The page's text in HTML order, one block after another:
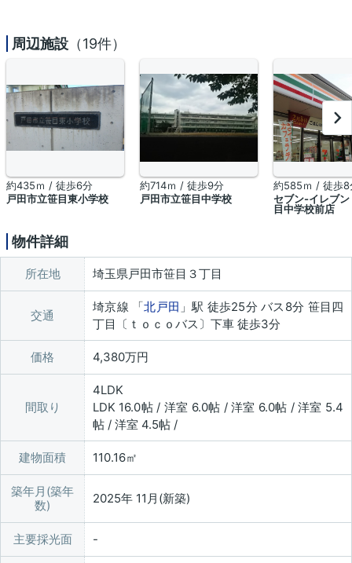
周辺施設 （19件）
約435ｍ / 徒歩6分
戸田市立笹目東小学校
約714ｍ / 徒歩9分
戸田市立笹目中学校
約585ｍ / 徒歩8
セブン-イレブン
目中学校前店
物件詳細
所在地 埼玉県戸田市笹目３丁目
交通
埼京線 「北戸田 」駅 徒歩25分 バス8分 笹目四
丁目〔ｔｏｃｏバス〕下車 徒歩3分
価格 4,380万円
間取り
4LDK
LDK 16.0帖 / 洋室 6.0帖 / 洋室 6.0帖 / 洋室 5.4
帖 / 洋室 4.5帖 /
建物面積 110.16㎡
築年月(築年
数)
2025年 11月(新築)
主要採光面